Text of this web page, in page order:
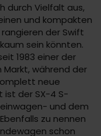
durch Vielfalt aus,
und kompakten
der Swift
sein könnten.
1983 einer der
während der
neue
ist der SX-4 S-
und dem
zu nennen
schon